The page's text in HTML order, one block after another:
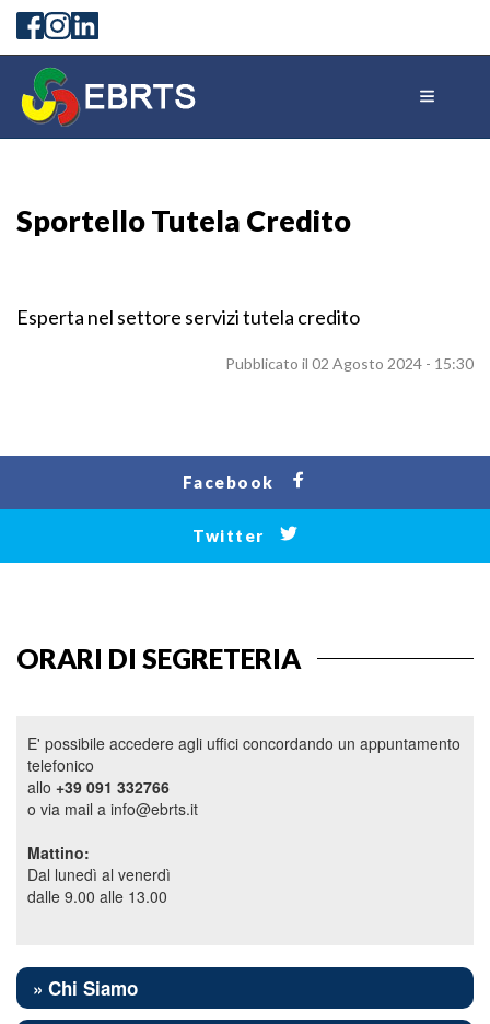
Sportello Tutela Credito
Esperta nel settore servizi tutela credito
Pubblicato il 02 Agosto 2024 - 15:30
Facebook
Twitter
ORARI DI SEGRETERIA
E' possibile accedere agli uffici concordando un appuntamento
telefonico
allo +39 091 332766
o via mail a info@ebrts.it
Mattino:
Dal lunedì al venerdì
dalle 9.00 alle 13.00
» Chi Siamo